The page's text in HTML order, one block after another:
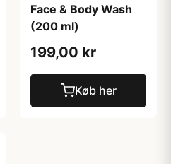
Face & Body Wash
(200 ml)
199,00 kr
Køb her